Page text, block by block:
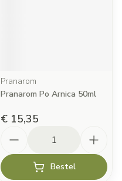
Pranarom
Pranarom Po Arnica 50ml
€ 15,35
Bestel